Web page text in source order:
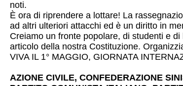
noti.
È ora di riprendere a lottare! La
ad altri ulteriori attacchi ed è un diritto in
Creiamo un fronte popolare, di studenti e
articolo della nostra Costituzione.
VIVA IL 1° MAGGIO, GIORNATA
AZIONE CIVILE, CONFEDERAZIONE